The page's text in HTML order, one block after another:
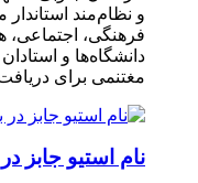
و نظام‌مند
فرهنگی، اجتماعی،
دانشگاه‌ها و
مغتنمی برای
نام استیو جابز